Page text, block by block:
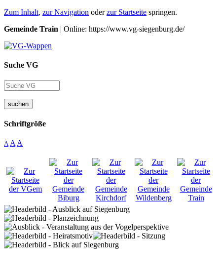
Zum Inhalt, zur Navigation oderzur Startseite springen.
Gemeinde Train | Online: https://www.vg-siegenburg.de/
Suche VG
suchen
Schriftgröße
A A A